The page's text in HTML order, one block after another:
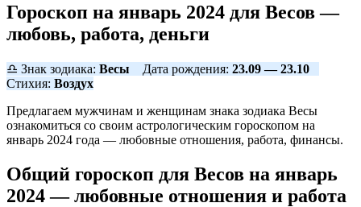
Гороскоп на январь 2024 для Весов —
любовь, работа, деньги
♎ Знак зодиака: Весы Дата рождения: 23.09 — 23.10
Стихия: Воздух
Предлагаем мужчинам и женщинам знака зодиака Весы
ознакомиться со своим астрологическим гороскопом на
январь 2024 года — любовные отношения, работа, финансы.
Общий гороскоп для Весов на январь
2024 — любовные отношения и работа